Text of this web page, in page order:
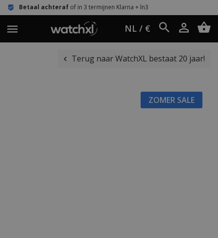
of in 3 termijnen Klarna + ln3
NL / €
Terug naar WatchXL bestaat 20 jaar!
ZOMER SALE